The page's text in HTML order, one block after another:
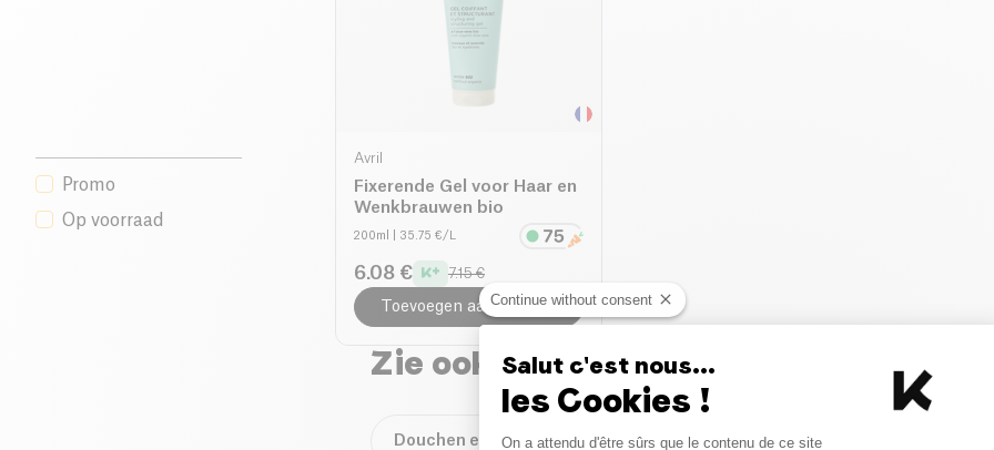
Promo
Op voorraad
Avril
Fixerende Gel voor Haar en
Wenkbrauwen bio
200ml | 35.75 €/L
6.08 € 7.15 €
Toevoegen aan mandje
Zie ook:
Douchen en Shampoo voor Mannen Bio Gezichtsverzorging voor
Continue without consent
Salut c'est nous...
les Cookies !
Consent Management
On a attendu d'être sûrs que le contenu de ce site